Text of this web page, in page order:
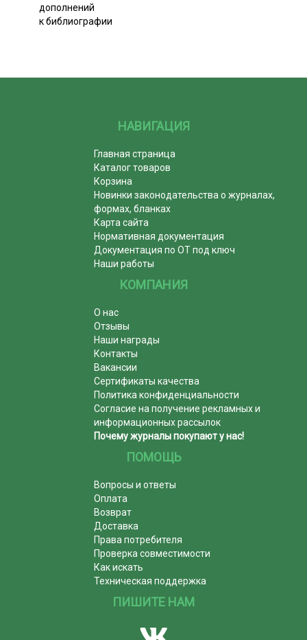
дополнений
к библиографии
НАВИГАЦИЯ
Главная страница
Каталог товаров
Корзина
Новинки законодательства о журналах,
формах, бланках
Карта сайта
Нормативная документация
Документация по ОТ под ключ
Наши работы
КОМПАНИЯ
О нас
Отзывы
Наши награды
Контакты
Вакансии
Сертификаты качества
Политика конфиденциальности
Согласие на получение рекламных и
информационных рассылок
Почему журналы покупают у нас!
ПОМОЩЬ
Вопросы и ответы
Оплата
Возврат
Доставка
Права потребителя
Проверка совместимости
Как искать
Техническая поддержка
ПИШИТЕ НАМ